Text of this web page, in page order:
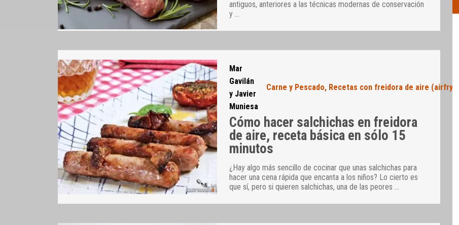
antiguos, anteriores a las técnicas modernas de conservación
y
Mar
Gavilán
y Javier
Muniesa
Carne y Pescado, Recetas con freidora de aire (airfryer)
Cómo hacer salchichas en freidora
de aire, receta básica en sólo 15
minutos
¿Hay algo más sencillo de cocinar que unas salchichas para
hacer una cena rápida que encanta a los niños? Lo cierto es
que sí, pero si quieren salchichas, una de las peores